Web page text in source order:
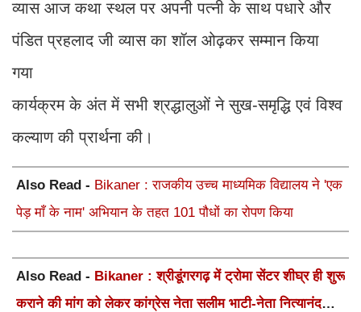
व्यास आज कथा स्थल पर अपनी पत्नी के साथ पधारे और
पंडित प्रहलाद जी व्यास का शॉल ओढ़कर सम्मान किया
गया
कार्यक्रम के अंत में सभी श्रद्धालुओं ने सुख-समृद्धि एवं विश्व
कल्याण की प्रार्थना की।
Also Read - Bikaner : राजकीय उच्च माध्यमिक विद्यालय ने 'एक
पेड़ माँ के नाम' अभियान के तहत 101 पौधों का रोपण किया
Also Read - Bikaner : श्रीडूंगरगढ़ में ट्रोमा सेंटर शीघ्र ही शुरू
कराने की मांग को लेकर कांग्रेस नेता सलीम भाटी-नेता नित्यानंद